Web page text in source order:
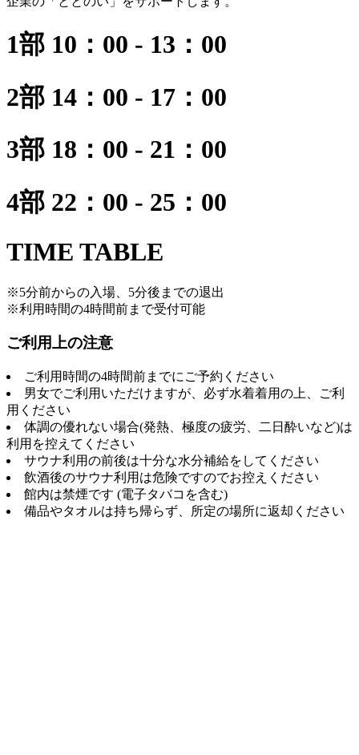
1部 10：00 - 13：00
2部 14：00 - 17：00
3部 18：00 - 21：00
4部 22：00 - 25：00
TIME TABLE
※5分前からの入場、5分後までの退出
※利用時間の4時間前まで受付可能
ご利用上の注意
ご利用時間の4時間前までにご予約ください
男女でご利用いただけますが、必ず水着着用の上、ご利
用ください
体調の優れない場合(発熱、極度の疲労、二日酔いなど)は
利用を控えてください
サウナ利用の前後は十分な水分補給をしてください
飲酒後のサウナ利用は危険ですのでお控えください
館内は禁煙です (電子タバコを含む)
備品やタオルは持ち帰らず、所定の場所に返却ください